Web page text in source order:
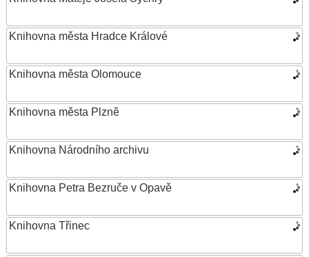
Knihovna města Hradce Králové
Knihovna města Olomouce
Knihovna města Plzně
Knihovna Národního archivu
Knihovna Petra Bezruče v Opavě
Knihovna Třinec